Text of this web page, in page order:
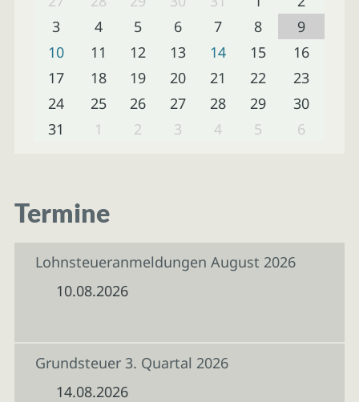
3
4 5 6 7 8
9
10
11 12 13 14 15
16
17
18 19 20 21 22
23
24
25 26 27 28 29
30
31
1 2 3 4 5 6
Termine
Lohnsteueranmeldungen August 2026
10.08.2026
Grundsteuer 3. Quartal 2026
14.08.2026